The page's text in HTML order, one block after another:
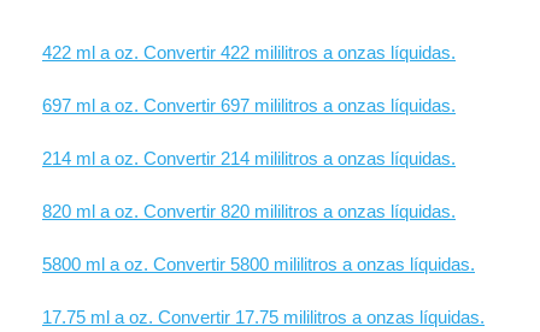
422 ml a oz. Convertir 422 mililitros a onzas líquidas.
697 ml a oz. Convertir 697 mililitros a onzas líquidas.
214 ml a oz. Convertir 214 mililitros a onzas líquidas.
820 ml a oz. Convertir 820 mililitros a onzas líquidas.
5800 ml a oz. Convertir 5800 mililitros a onzas líquidas.
17.75 ml a oz. Convertir 17.75 mililitros a onzas líquidas.